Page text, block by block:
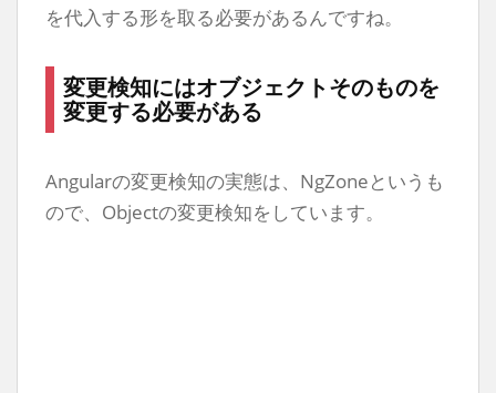
を代入する形を取る必要があるんですね。
変更検知にはオブジェクトそのものを
変更する必要がある
Angularの変更検知の実態は、NgZoneというも
ので、Objectの変更検知をしています。